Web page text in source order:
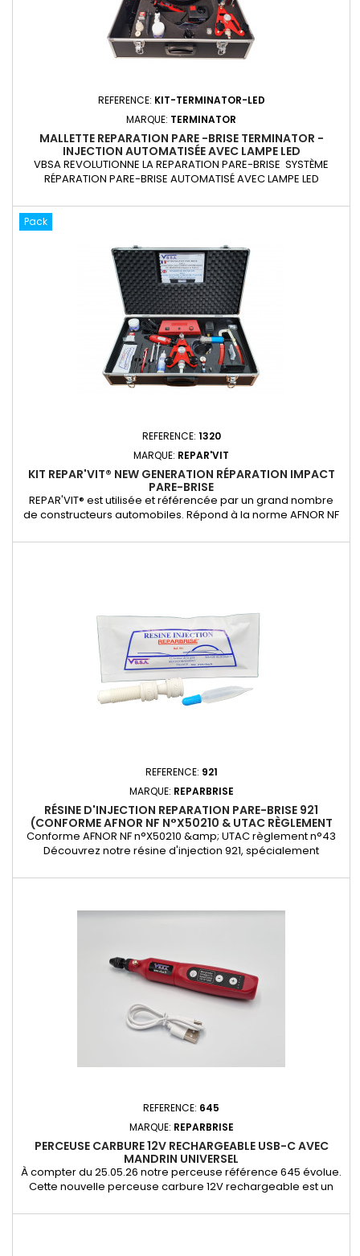
REFERENCE: KIT-TERMINATOR-LED
MARQUE: TERMINATOR
MALLETTE REPARATION PARE -BRISE TERMINATOR -
INJECTION AUTOMATISÉE AVEC LAMPE LED
VBSA REVOLUTIONNE LA REPARATION PARE-BRISE SYSTÈME
RÉPARATION PARE-BRISE AUTOMATISÉ AVEC LAMPE LED
motorisé TERMINATOR est un procédé d’injection doté d’un
moteur. Il est tellement intuitif que même une personne qui ne
capacité d’effectuer des...
Pack
REFERENCE: 1320
MARQUE: REPAR'VIT
KIT REPAR'VIT® NEW GENERATION RÉPARATION IMPACT
PARE-BRISE
REPAR'VIT® est utilisée et référencée par un grand nombre
de ­constructeurs automobiles. Répond à la norme AFNOR NF
réparation vitrage complète avec tous les outils et
REFERENCE: 921
MARQUE: REPARBRISE
RÉSINE D'INJECTION REPARATION PARE-BRISE 921
(CONFORME AFNOR NF N°X50210 & UTAC RÈGLEMENT
N°43)
Conforme AFNOR NF n°X50210 &amp; UTAC règlement n°43
Découvrez notre résine d'injection 921, spécialement
Cette résine de haute qualité offre une adhérence
renforcée, assurant des réparations discrètes et fiables,
REFERENCE: 645
MARQUE: REPARBRISE
PERCEUSE CARBURE 12V RECHARGEABLE USB-C AVEC
MANDRIN UNIVERSEL
À compter du 25.05.26 notre perceuse référence 645 évolue.
Cette nouvelle perceuse carbure 12V rechargeable est un
de pare-brise. Conçue pour le perçage précis du point